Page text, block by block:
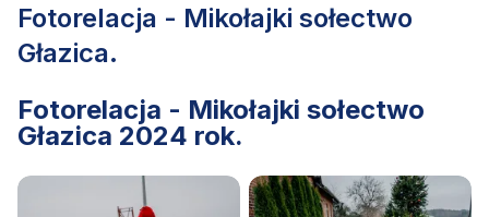
Fotorelacja - Mikołajki sołectwo
Głazica.
Fotorelacja - Mikołajki sołectwo
Głazica 2024 rok.